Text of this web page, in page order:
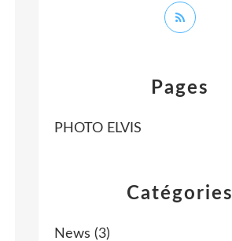
Catégories
News (3)
Pages
PHOTO ELVIS